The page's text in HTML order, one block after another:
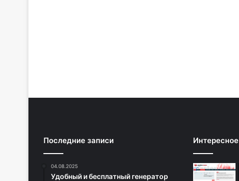
Последние записи
04.08.2025
Удобный и бесплатный генератор
Интересное